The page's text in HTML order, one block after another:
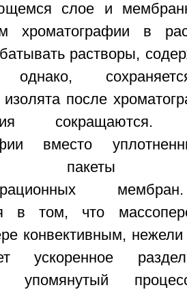
слое и
хроматографии в
растворы,
однако,
изолята после
вместо
пакеты
в том, что
конвективным,
ускоренное
упомянутый